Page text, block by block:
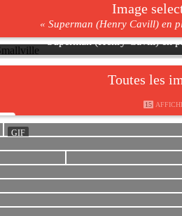
Image
« Superman (Henry Cavill) en
Superman (Henry Cavill) en
Toutes les
15